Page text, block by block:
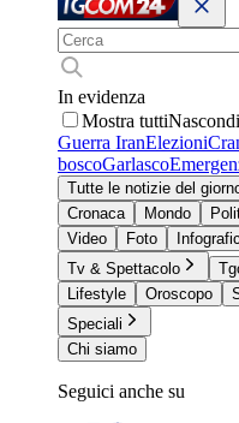
In evidenza
Mostra tuttiNascondi
Guerra IranElezioni
boscoGarlasco
Tutte le notizie del
Cronaca
Mondo
Video
Foto
Tv & Spettacolo
Lifestyle
Oroscopo
Speciali
Chi siamo
Seguici anche su